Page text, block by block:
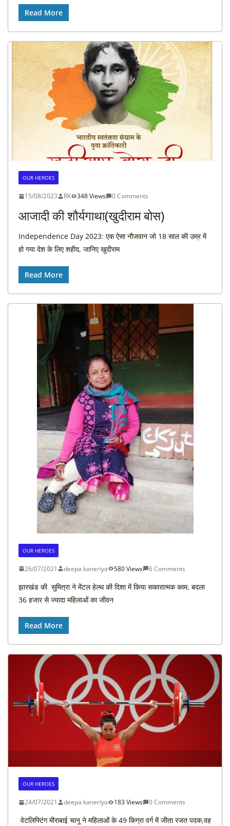
Read More
OUR HEROES
15/08/2023 RK 348 Views 0 Comments
आजादी की शौर्यगाथा(खुदीराम बोस)
Independence Day 2023: एक ऐसा नौजवान जो 18 साल की उम्र में
हो गया देश के लिए शहीद, जानिए खुदीराम
Read More
OUR HEROES
26/07/2021 deepa kaneriya 580 Views 6 Comments
झारखंड की सुमित्रा ने मेंटल हेल्थ की दिशा में किया सकारात्मक काम, बदला
36 हजार से ज्यादा महिलाओं का जीवन
Read More
OUR HEROES
24/07/2021 deepa kaneriya 183 Views 0 Comments
वेटलिफ्टिंग मीराबाई चानू ने महिलाओं के 49 किग्रा वर्ग में जीता रजत पदक,वह